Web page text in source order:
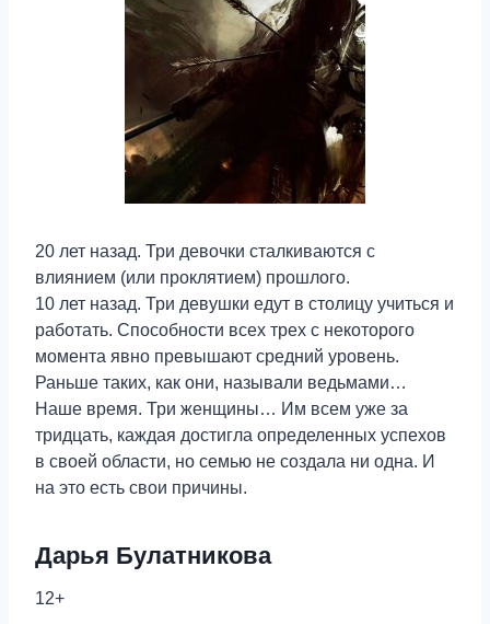
20 лет назад. Три девочки сталкиваются с
влиянием (или проклятием) прошлого.
10 лет назад. Три девушки едут в столицу учиться и
работать. Способности всех трех с некоторого
момента явно превышают средний уровень.
Раньше таких, как они, называли ведьмами…
Наше время. Три женщины… Им всем уже за
тридцать, каждая достигла определенных успехов
в своей области, но семью не создала ни одна. И
на это есть свои причины.
Дарья Булатникова
12+